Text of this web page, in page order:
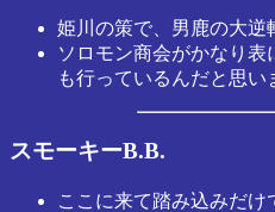
姫川の策で、男鹿の大逆
ソロモン商会がかなり表
も行っているんだと思い
スモーキーB.B.
ここに来て踏み込みだけ